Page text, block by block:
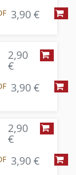
3,90 €
2,90
€
3,90 €
2,90
€
3,90 €